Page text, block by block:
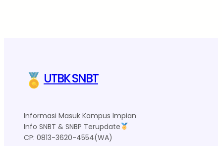
UTBK SNBT
Informasi Masuk Kampus Impian
Info SNBT & SNBP Terupdate
CP: 0813-3620-4554(WA)